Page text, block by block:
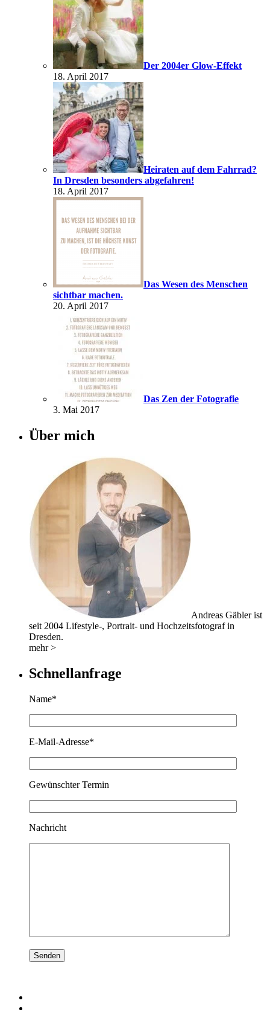
Der 2004er Glow-Effekt
18. April 2017
Heiraten auf dem Fahrrad?
In Dresden besonders abgefahren!
18. April 2017
Das Wesen des Menschen
sichtbar machen.
20. April 2017
Das Zen der Fotografie
3. Mai 2017
Über mich
Andreas Gäbler ist
seit 2004 Lifestyle-, Portrait- und Hochzeitsfotograf in
Dresden.
mehr >
Schnellanfrage
Name*
E-Mail-Adresse*
Gewünschter Termin
Nachricht